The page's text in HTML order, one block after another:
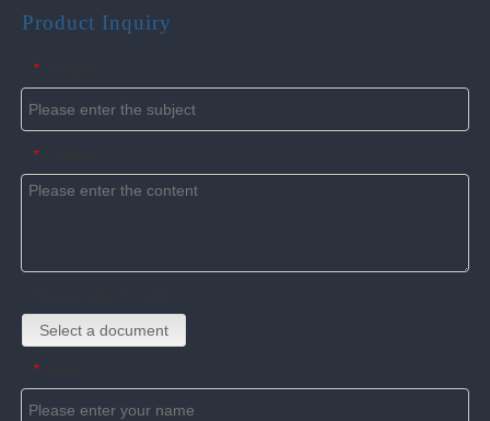
Product Inquiry
*
*
Select a document
*